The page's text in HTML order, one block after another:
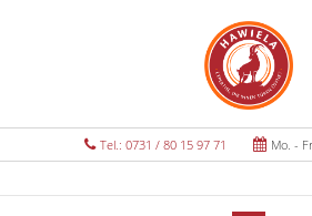
Tel.: 0731 / 80 15 97 71 Mo. -